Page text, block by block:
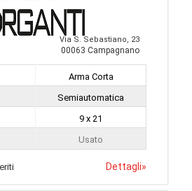
Via S. Sebastiano, 23
00063 Campagnano
Arma Corta
Semiautomatica
9 x 21
Usato
Dettagli»